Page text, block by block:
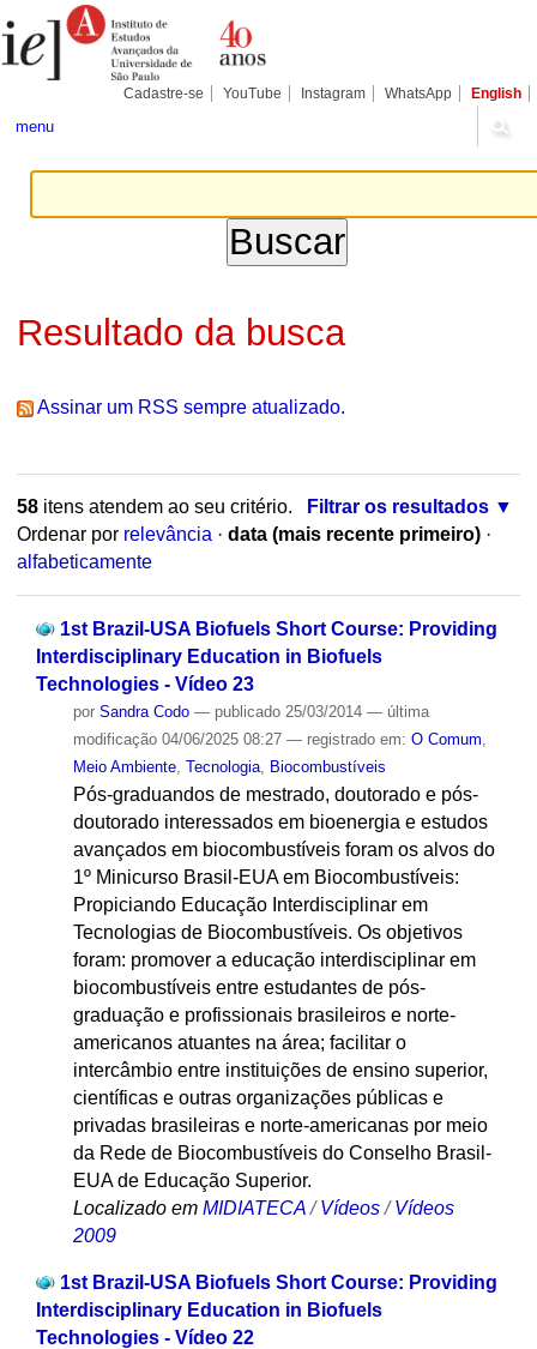
para
conteúdo.
Pessoais
Cadastre-se YouTube Instagram WhatsApp English
menu
Resultado da busca
Assinar um RSS sempre atualizado.
58itens atendem ao seu critério.
Filtrar os resultados
Ordenar por relevância · data (mais recente primeiro) ·
alfabeticamente
1st Brazil-USA Biofuels Short Course: Providing
Interdisciplinary Education in Biofuels
Technologies - Vídeo 23
por Sandra Codo — publicado25/03/2014 — última
modificação04/06/2025 08:27 — registrado em: O Comum
Meio Ambiente, Tecnologia, Biocombustíveis
Pós-graduandos de mestrado, doutorado e pós-
doutorado interessados em bioenergia e estudos
avançados em biocombustíveis foram os alvos do
1º Minicurso Brasil-EUA em Biocombustíveis:
Propiciando Educação Interdisciplinar em
Tecnologias de Biocombustíveis. Os objetivos
foram: promover a educação interdisciplinar em
biocombustíveis entre estudantes de pós-
graduação e profissionais brasileiros e norte-
americanos atuantes na área; facilitar o
intercâmbio entre instituições de ensino superior,
científicas e outras organizações públicas e
privadas brasileiras e norte-americanas por meio
da Rede de Biocombustíveis do Conselho Brasil-
EUA de Educação Superior.
Localizado em MIDIATECA /Vídeos /Vídeos
2009
1st Brazil-USA Biofuels Short Course: Providing
Interdisciplinary Education in Biofuels
Technologies - Vídeo 22